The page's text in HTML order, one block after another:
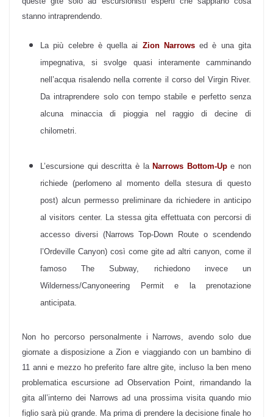
stanno intraprendendo.
La più celebre è quella ai Zion Narrowsed è una gita
impegnativa, si svolge quasi interamente camminando
nell’acqua risalendo nella corrente il corso del Virgin River.
Da intraprendere solo con tempo stabile e perfetto senza
alcuna minaccia di pioggia nel raggio di decine di
chilometri.
L’escursione qui descritta è la Narrows Bottom-Upe non
richiede (perlomeno al momento della stesura di questo
post) alcun permesso preliminare da richiedere in anticipo
al visitors center. La stessa gita effettuata con percorsi di
accesso diversi (Narrows Top-Down Route o scendendo
l’Ordeville Canyon) così come gite ad altri canyon, come il
famoso The Subway, richiedono invece un
Wilderness/Canyoneering Permit e la prenotazione
anticipata.
Non ho percorso personalmente i Narrows, avendo solo due
giornate a disposizione a Zion e viaggiando con un bambino di
11 anni e mezzo ho preferito fare altre gite, incluso la ben meno
problematica escursione ad Observation Point, rimandando la
gita all’interno dei Narrows ad una prossima visita quando mio
figlio sarà più grande. Ma prima di prendere la decisione finale ho